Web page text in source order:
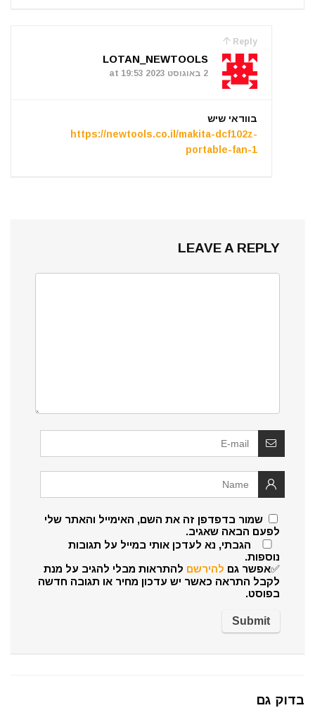
Reply
LOTAN_NEWTOOLS
2 באוגוסט 2023 at 19:53
בוודאי שיש
https://newtools.co.il/makita-dcf102z-
portable-fan-1
LEAVE A REPLY
שמור בדפדפן זה את השם, האימייל והאתר שלי
לפעם הבאה שאגיב.
הגבתי, נא לעדכן אותי במייל על תגובות
נוספות.
✅אפשר גם להירשם להתראות מבלי להגיב על מנת
לקבל התראה כאשר יש עדכון מחיר או תגובה חדשה
בפוסט.
בדוק גם